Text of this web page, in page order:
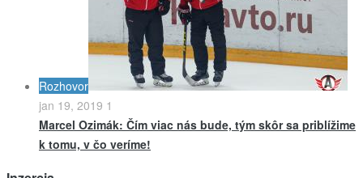
Rozhovor
jan 19, 2019 1
Marcel Ozimák: Čím viac nás bude, tým skôr sa priblížime
k tomu, v čo veríme!